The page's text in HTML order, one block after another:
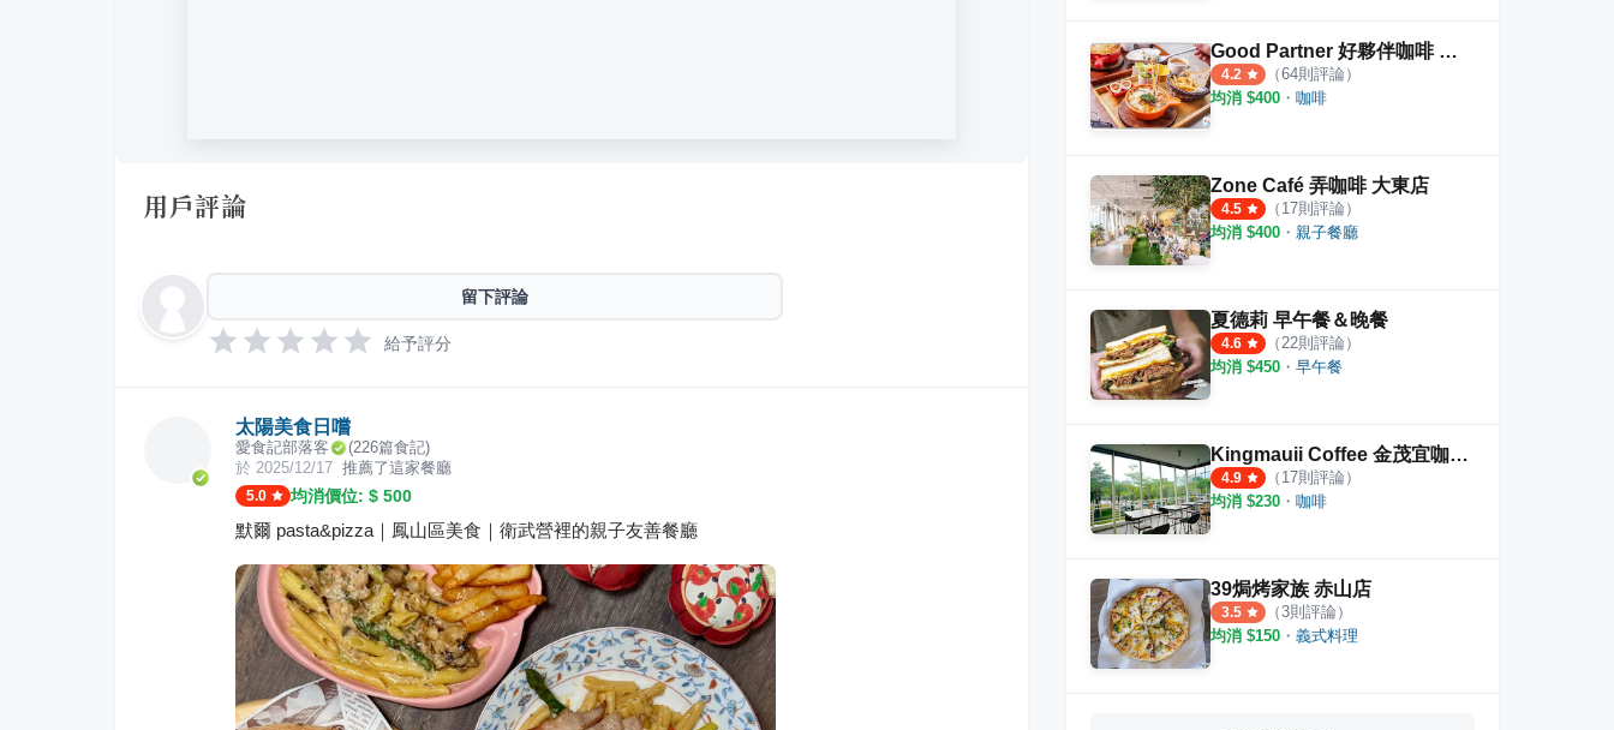
用戶評論
留下評論
給予評分
太陽美食日嚐
愛食記部落客 (226篇食記)
於 2025/12/17 推薦了這家餐廳
5.0 均消價位: $ 500
默爾 pasta&pizza｜鳳山區美食｜衛武營裡的親子友善餐廳
Good Partner 好夥伴咖啡 雙慈店
4.2 （64則評論）
均消 $400 ・ 咖啡
Zone Café 弄咖啡 大東店
4.5 （ 17則評論）
均消 $400 ・ 親子餐廳
夏德莉 早午餐＆晚餐
4.6 （ 22則評論）
均消 $450 ・ 早午餐
Kingmauii Coffee 金茂宜咖啡 文濱店
4.9 （ 17則評論）
均消 $230 ・ 咖啡
39焗烤家族 赤山店
3.5 （3則評論）
均消 $150 ・ 義式料理